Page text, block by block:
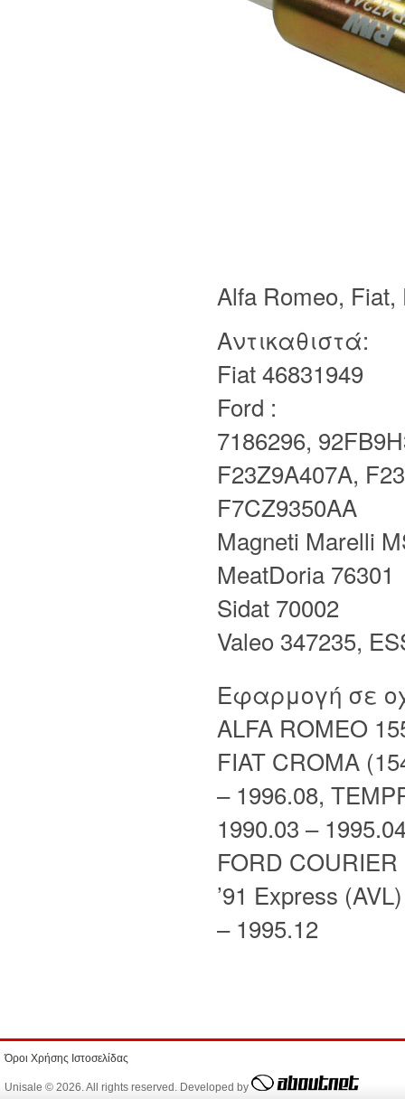
Alfa Romeo,
Αντικαθιστά:
Fiat 46831949
Ford :
7186296,
F23Z9A407A,
F7CZ9350AA
Magneti Marelli
MeatDoria 76301
Sidat 70002
Valeo 347235,
Εφαρμογή σε
ALFA ROMEO
FIAT CROMA
– 1996.08,
1990.03 –
FORD
’91 Express
– 1995.12
Όροι Χρήσης Ιστοσελίδας
Unisale © 2026. All rights reserved. Developed by